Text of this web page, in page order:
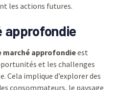
les actions futures.
approfondie
marché approfondieest
et les challenges
Cela implique d’explorer des
consommateurs, le paysage